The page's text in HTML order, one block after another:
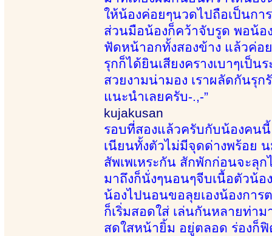
ให้น้องค่อยๆนวดไปถือเป็นก
ส่วนมือน้องก็คว้าจับรูด พอน้อ
ฟัดหน้าอกทั้งสองข้าง แล้วค่อ
รุกก็ได้ยินเสียงครางเบาๆเป็
สวยงามน่ามอง เราผลัดกันรุ
แนะนำเลยครับ-.,-”
kujakusan
รอบที่สองแล้วครับกับน้องคน
เนียนทั้งตัวไม่มีจุดด่างพร้อย
สัพเพเหระกัน สักพักก่อนจะลุ
มาถึงก็นั่งๆนอนๆจีบเนื้อตัวน้
น้องไปนอนขอลุยเองน้องการ
ก็เริ่มสอดใส่ เล่นกันหลายท่า
สดใสหน้ายิ้ม อยู่ตลอด ร่องก็